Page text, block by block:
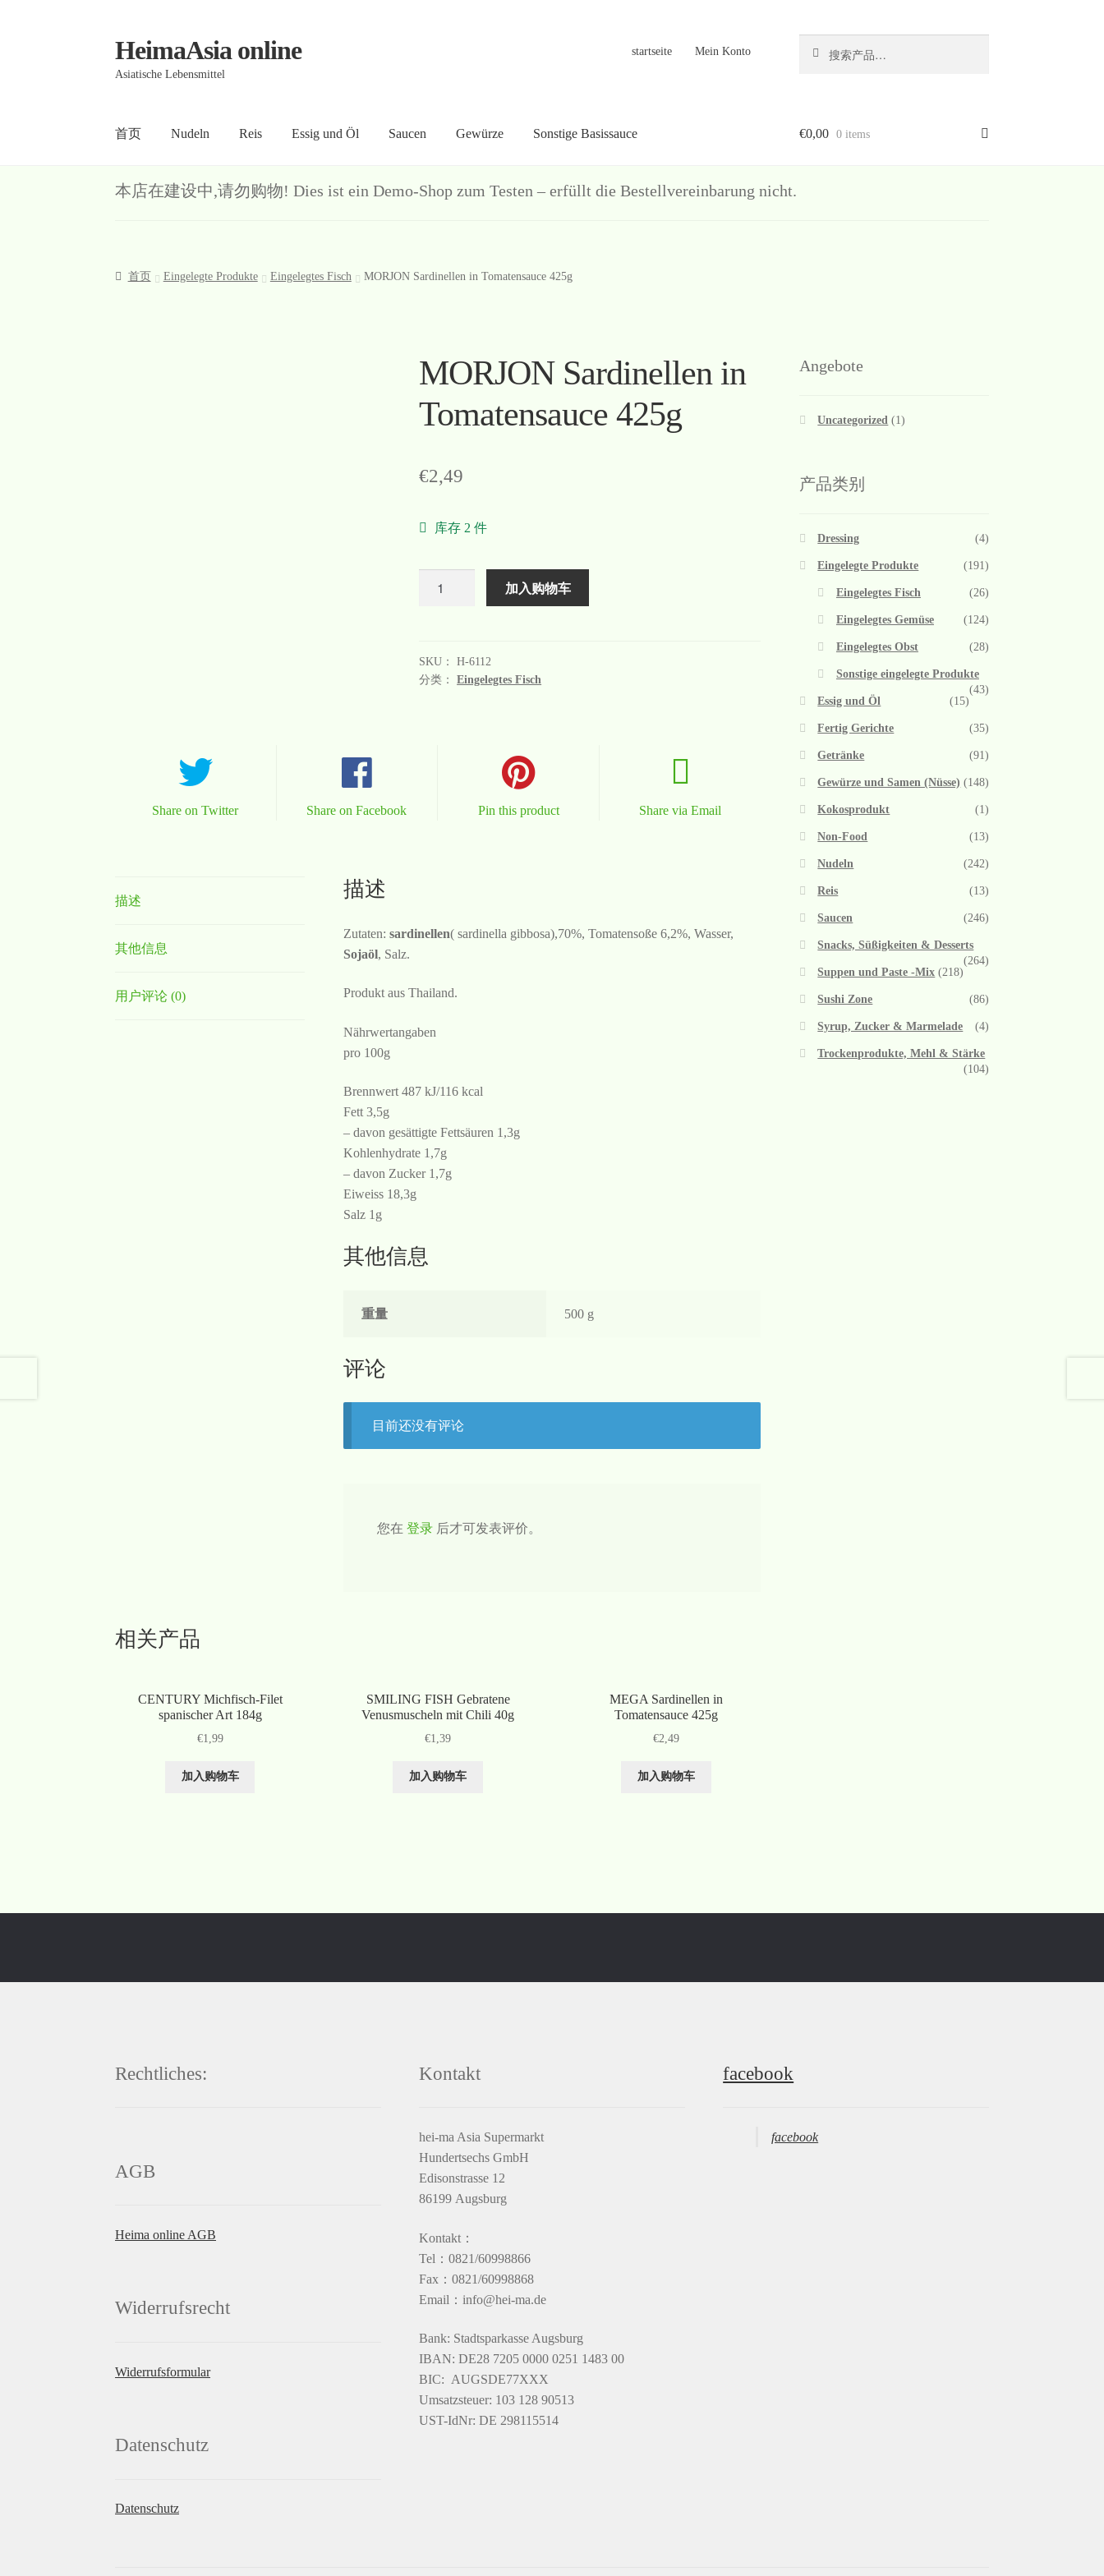
Skip
Skip
HeimaAsia online
Asiatische Lebensmittel
startseite Mein Konto
索：
首页 Nudeln Reis Essig und Öl Saucen Gewürze Sonstige Basissauce
首页About AGB Contact Datenschutz Kasse Mein Konto Warenkorb Welcome Widerrufsformular 关于 联系
€0,00 0 items
本店在建设中,请勿购物! Dies ist ein Demo-Shop zum Testen – erfüllt die Bestellvereinbarung nicht.
首页 Eingelegte Produkte Eingelegtes Fisch MORJON Sardinellen in Tomatensauce 425g
MORJON Sardinellen in
Tomatensauce 425g
€2,49
库存 2 件
加入购物车
SKU：H-6112
分类：Eingelegtes Fisch
Share on Twitter Share on Facebook Pin this product Share via Email
描述
其他信息
用户评论 (0)
描述
Zutaten: sardinellen( sardinella gibbosa),70%, Tomatensoße 6,2%, Wasser,
Sojaöl, Salz.
Produkt aus Thailand.
Nährwertangaben
pro 100g
Brennwert 487 kJ/116 kcal
Fett 3,5g
– davon gesättigte Fettsäuren 1,3g
Kohlenhydrate 1,7g
– davon Zucker 1,7g
Eiweiss 18,3g
Salz 1g
其他信息
重量 500 g
评论
目前还没有评论
您在登录 后才可发表评价。
相关产品
CENTURY Michfisch-Filet
spanischer Art 184g
€1,99
加入购物车
SMILING FISH Gebratene
Venusmuscheln mit Chili 40g
€1,39
加入购物车
MEGA Sardinellen in
Tomatensauce 425g
€2,49
加入购物车
Angebote
Uncategorized (1)
产品类别
Dressing (4)
Eingelegte Produkte (191)
Eingelegtes Fisch (26)
Eingelegtes Gemüse (124)
Eingelegtes Obst (28)
Sonstige eingelegte Produkte
(43)
Essig und Öl
(15)
Fertig Gerichte (35)
Getränke (91)
Gewürze und Samen (Nüsse) (148)
Kokosprodukt (1)
Non-Food (13)
Nudeln (242)
Reis (13)
Saucen (246)
Snacks, Süßigkeiten & Desserts
(264)
Suppen und Paste -Mix (218)
Sushi Zone (86)
Syrup, Zucker & Marmelade (4)
Trockenprodukte, Mehl & Stärke
(104)
Rechtliches:
AGB
Heima online AGB
Widerrufsrecht
Widerrufsformular
Datenschutz
Datenschutz
Kontakt
hei-ma Asia Supermarkt
Hundertsechs GmbH
Edisonstrasse 12
86199 Augsburg
Kontakt：
Tel：0821/60998866
Fax：0821/60998868
Email：info@hei-ma.de
Bank: Stadtsparkasse Augsburg
IBAN: DE28 7205 0000 0251 1483 00
BIC: AUGSDE77XXX
Umsatzsteuer: 103 128 90513
UST-IdNr: DE 298115514
facebook
facebook